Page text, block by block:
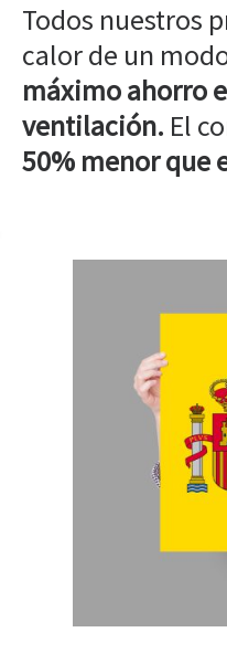
Todos nuestros
calor de un
máximo ahorro
ventilación. El
50% menor que